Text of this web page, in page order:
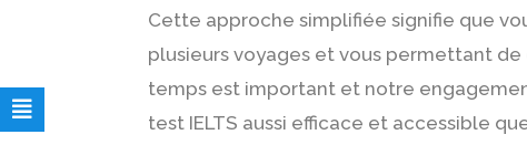
Cette approche simplifiée signifie que
plusieurs voyages et vous permettant
temps est important et notre
test IELTS aussi efficace et accessible